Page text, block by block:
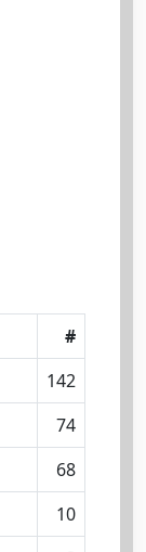
#
142
74
68
10